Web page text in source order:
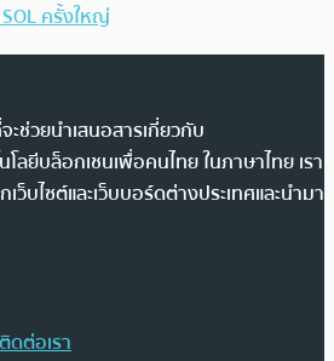
ครั้งใหญ่
ช่วยนำเสนอสารเกี่ยวกับ
ลยีบล็อกเชนเพื่อคนไทย ในภาษาไทย เรา
บไซต์และเว็บบอร์ดต่างประเทศและนำมา
ติดต่อเรา